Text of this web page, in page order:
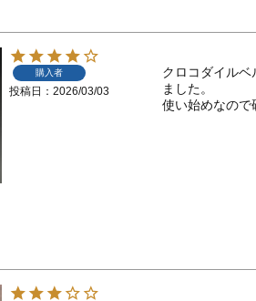
購入者
投稿日 2026/03/03
クロコダイル
ました。
使い始めなので